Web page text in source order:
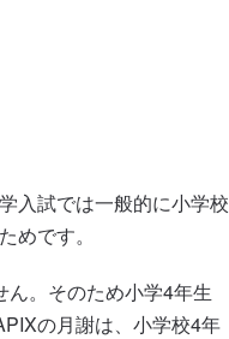
入試では一般的に小学校
です。
。そのため小学4年生
の月謝は、小学校4年